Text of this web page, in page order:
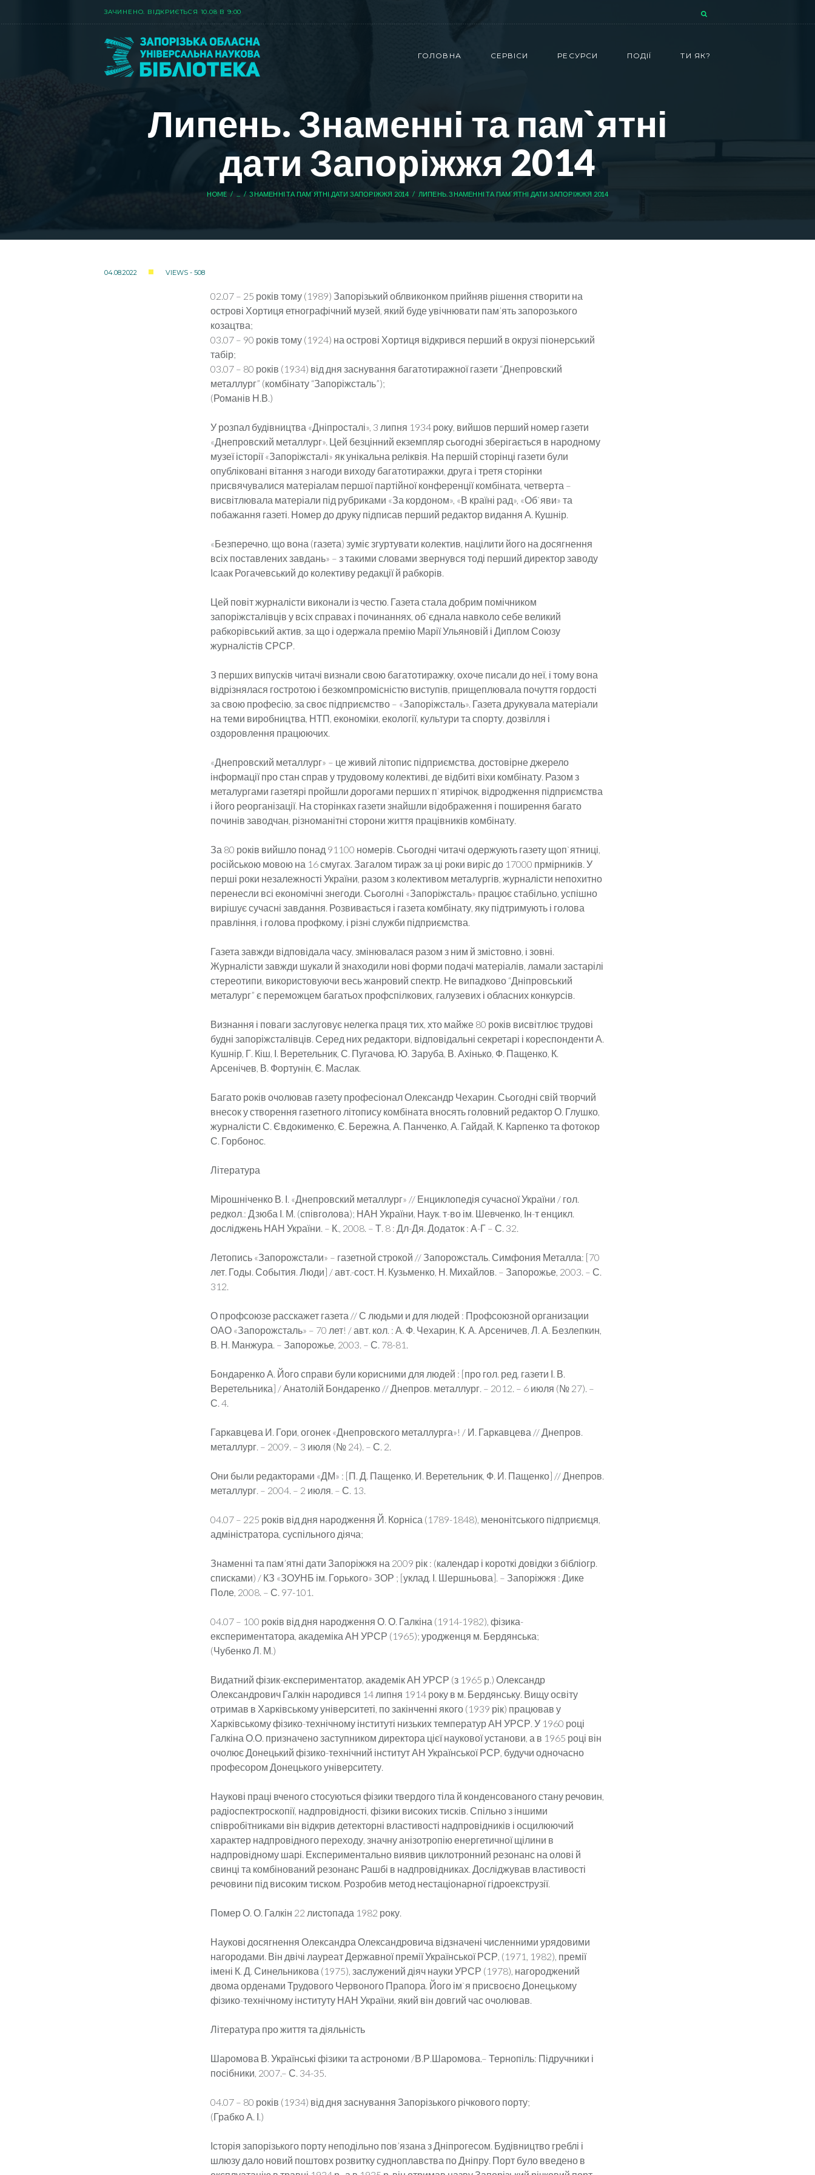
ЗАЧИНЕНО. ВIДКРИЄТЬСЯ 10.08 В 9:00
ГОЛОВНА СЕРВІСИ РЕСУРСИ ПОДІЇ ТИ ЯК?
Липень. Знаменні та пам`ятні
дати Запоріжжя 2014
HOME ... ЗНАМЕННІ ТА ПАМ`ЯТНІ ДАТИ ЗАПОРІЖЖЯ 2014 ЛИПЕНЬ. ЗНАМЕННІ ТА ПАМ`ЯТНІ ДАТИ ЗАПОРІЖЖЯ 2014
04.08.2022 VIEWS - 508
02.07 – 25 років тому (1989) Запорізький облвиконком прийняв рішення створити на
острові Хортиця етнографічний музей, який буде увічнювати пам’ять запорозького
козацтва;
03.07 – 90 років тому (1924) на острові Хортиця відкрився перший в окрузі піонерський
табір;
03.07 – 80 років (1934) від дня заснування багатотиражної газети “Днепровский
металлург” (комбінату “Запоріжсталь”);
(Романів Н.В.)
У розпал будівництва «Дніпросталі», 3 липня 1934 року, вийшов перший номер газети
«Днепровский металлург». Цей безцінний екземпляр сьогодні зберігається в народному
музеї історії «Запоріжсталі» як унікальна реліквія. На першій сторінці газети були
опубліковані вітання з нагоди виходу багатотиражки, друга і третя сторінки
присвячувалися матеріалам першої партійної конференції комбіната, четверта –
висвітлювала матеріали під рубриками «За кордоном», «В країні рад», «Об`яви» та
побажання газеті. Номер до друку підписав перший редактор видання А. Кушнір.
«Безперечно, що вона (газета) зуміє згуртувати колектив, націлити його на досягнення
всіх поставлених завдань» – з такими словами звернувся тоді перший директор заводу
Ісаак Рогачевський до колективу редакції й рабкорів.
Цей повіт журналісти виконали із честю. Газета стала добрим помічником
запоріжсталівців у всіх справах і починаннях, об`єднала навколо себе великий
рабкорівський актив, за що і одержала премію Марії Ульяновій і Диплом Союзу
журналістів СРСР.
З перших випусків читачі визнали свою багатотиражку, охоче писали до неї, і тому вона
відрізнялася гостротою і безкомпромісністю виступів, прищеплювала почуття гордості
за свою професію, за своє підприємство – «Запоріжсталь». Газета друкувала матеріали
на теми виробництва, НТП, економіки, екології, культури та спорту, дозвілля і
оздоровлення працюючих.
«Днепровский металлург» – це живий літопис підприємства, достовірне джерело
інформації про стан справ у трудовому колективі, де відбиті віхи комбінату. Разом з
металургами газетярі пройшли дорогами перших п`ятирічок, відродження підприємства
і його реорганізації. На сторінках газети знайшли відображення і поширення багато
починів заводчан, різноманітні сторони життя працівників комбінату.
За 80 років вийшло понад 91100 номерів. Сьогодні читачі одержують газету щоп`ятниці,
російською мовою на 16 смугах. Загалом тираж за ці роки виріс до 17000 прмірників. У
перші роки незалежності України, разом з колективом металургів, журналісти непохитно
перенесли всі економічні знегоди. Сьоголні «Запоріжсталь» працює стабільно, успішно
вирішує сучасні завдання. Розвивається і газета комбінату, яку підтримують і голова
правління, і голова профкому, і різні служби підприємства.
Газета завжди відповідала часу, змінювалася разом з ним й змістовно, і зовні.
Журналісти завжди шукали й знаходили нові форми подачі матеріалів, ламали застарілі
стереотипи, використовуючи весь жанровий спектр. Не випадково “Дніпровський
металург” є переможцем багатьох профспілкових, галузевих і обласних конкурсів.
Визнання і поваги заслуговує нелегка праця тих, хто майже 80 років висвітлює трудові
будні запоріжсталівців. Серед них редактори, відповідальні секретарі і кореспонденти А.
Кушнір, Г. Кіш, І. Веретельник, С. Пугачова, Ю. Заруба, В. Ахінько, Ф. Пащенко, К.
Арсенічев, В. Фортунін, Є. Маслак.
Багато років очолював газету професіонал Олександр Чехарин. Сьогодні свій творчий
внесок у створення газетного літопису комбіната вносять головний редактор О. Глушко,
журналісти С. Євдокименко, Є. Бережна, А. Панченко, А. Гайдай, К. Карпенко та фотокор
С. Горбонос.
Література
Мірошніченко В. І. «Днепровский металлург» // Енциклопедія сучасної України / гол.
редкол.: Дзюба І. М. (співголова); НАН України, Наук. т-во ім. Шевченко, Ін-т енцикл.
досліджень НАН України. – К., 2008. – Т. 8 : Дл-Дя. Додаток : А-Г – С. 32.
Летопись «Запорожстали» – газетной строкой // Запорожсталь. Симфония Металла: [70
лет. Годы. События. Люди] / авт.-сост. Н. Кузьменко, Н. Михайлов. – Запорожье, 2003. – С.
312.
О профсоюзе расскажет газета // С людьми и для людей : Профсоюзной организации
ОАО «Запорожсталь» – 70 лет! / авт. кол. : А. Ф. Чехарин, К. А. Арсеничев, Л. А. Безлепкин,
В. Н. Манжура. – Запорожье, 2003. – С. 78-81.
Бондаренко А. Його справи були корисними для людей : [про гол. ред. газети І. В.
Веретельника] / Анатолій Бондаренко // Днепров. металлург. – 2012. – 6 июля (№ 27). –
С. 4.
Гаркавцева И. Гори, огонек «Днепровского металлурга»! / И. Гаркавцева // Днепров.
металлург. – 2009. – 3 июля (№ 24). – С. 2.
Они были редакторами «ДМ» : [П. Д. Пащенко, И. Веретельник, Ф. И. Пащенко] // Днепров.
металлург. – 2004. – 2 июля. – С. 13.
04.07 – 225 років від дня народження Й. Корніса (1789-1848), менонітського підприємця,
адміністратора, суспільного діяча;
Знаменні та пам’ятні дати Запоріжжя на 2009 рік : (календар і короткі довідки з бібліогр.
списками) / КЗ «ЗОУНБ ім. Горького» ЗОР ; [уклад. І. Шершньова]. – Запоріжжя : Дике
Поле, 2008. – С. 97-101.
04.07 – 100 років від дня народження О. О. Галкіна (1914-1982), фізика-
експериментатора, академіка АН УРСР (1965); уродженця м. Бердянська;
(Чубенко Л. М.)
Видатний фізик-експериментатор, академік АН УРСР (з 1965 р.) Олександр
Олександрович Галкін народився 14 липня 1914 року в м. Бердянську. Вищу освіту
отримав в Харківському університеті, по закінченні якого (1939 рік) працював у
Харківському фізико-технічному інституті низьких температур АН УРСР. У 1960 році
Галкіна О.О. призначено заступником директора цієї наукової установи, а в 1965 році він
очолює Донецький фізико-технічний інститут АН Української РСР, будучи одночасно
професором Донецького університету.
Наукові праці вченого стосуються фізики твердого тіла й конденсованого стану речовин,
радіоспектроскопії, надпровідності, фізики високих тисків. Спільно з іншими
співробітниками він відкрив детекторні властивості надпровідників і осцилюючий
характер надпровідного переходу, значну анізотропію енергетичної щілини в
надпровідному шарі. Експериментально виявив циклотронний резонанс на олові й
свинці та комбінований резонанс Рашбі в надпровідниках. Досліджував властивості
речовини під високим тиском. Розробив метод нестаціонарної гідроекструзії.
Помер О. О. Галкін 22 листопада 1982 року.
Наукові досягнення Олександра Олександровича відзначені численними урядовими
нагородами. Він двічі лауреат Державної премії Української РСР, (1971, 1982), премії
імені К. Д. Синельникова (1975), заслужений діяч науки УРСР (1978), нагороджений
двома орденами Трудового Червоного Прапора. Його ім`я присвоєно Донецькому
фізико-технічному інституту НАН України, який він довгий час очолював.
Література про життя та діяльність
Шаромова В. Українські фізики та астрономи /В.Р.Шаромова.– Тернопіль: Підручники і
посібники, 2007.– С. 34-35.
04.07 – 80 років (1934) від дня заснування Запорізького річкового порту;
(Грабко А. І.)
Історія запорізького порту неподільно пов’язана з Дніпрогесом. Будівництво греблі і
шлюзу дало новий поштовх розвитку судноплавства по Дніпру. Порт було введено в